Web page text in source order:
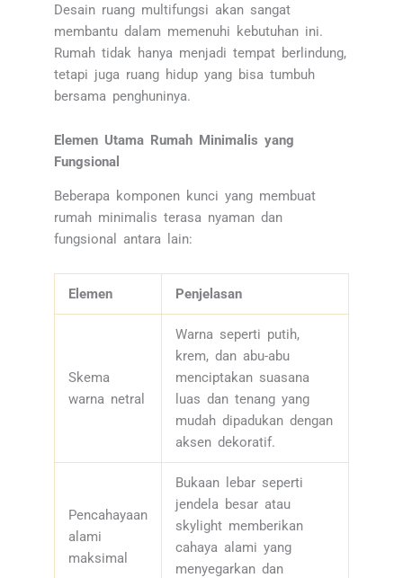
Desain ruang multifungsi akan sangat
membantu dalam memenuhi kebutuhan ini.
Rumah tidak hanya menjadi tempat berlindung,
tetapi juga ruang hidup yang bisa tumbuh
bersama penghuninya.
Elemen Utama Rumah Minimalis yang
Fungsional
Beberapa komponen kunci yang membuat
rumah minimalis terasa nyaman dan
fungsional antara lain:
Elemen Penjelasan
Skema
warna netral
Warna seperti putih,
krem, dan abu-abu
menciptakan suasana
luas dan tenang yang
mudah dipadukan dengan
aksen dekoratif.
Pencahayaan
alami
maksimal
Bukaan lebar seperti
jendela besar atau
skylight memberikan
cahaya alami yang
menyegarkan dan